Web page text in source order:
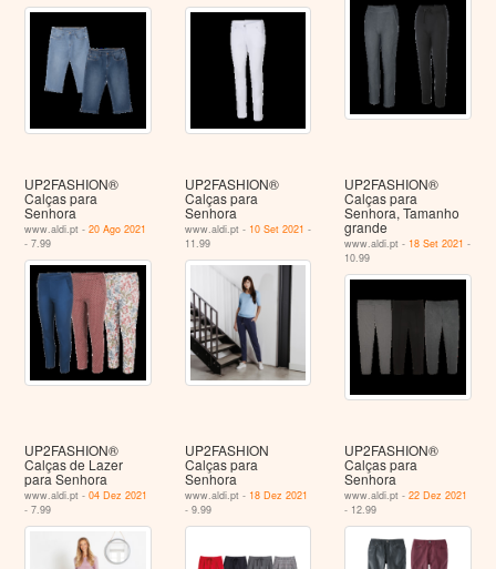
UP2FASHION®
Calças para
Senhora
www.aldi.pt -20 Ago 2021
- 7.99
UP2FASHION®
Calças para
Senhora
www.aldi.pt - 10 Set 2021 -
11.99
UP2FASHION®
Calças para
Senhora, Tamanho
grande
www.aldi.pt - 18 Set 2021 -
10.99
UP2FASHION®
Calças de Lazer
para Senhora
www.aldi.pt -04 Dez 2021
- 7.99
UP2FASHION
Calças para
Senhora
www.aldi.pt - 18 Dez 2021
- 9.99
UP2FASHION®
Calças para
Senhora
www.aldi.pt -22 Dez 2021
- 12.99